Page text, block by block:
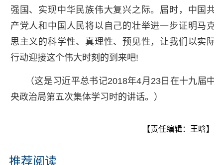
强国、实现中华民族伟大复兴之际。届时，中国共
产党人和中国人民将以自己的壮举进一步证明马克
思主义的科学性、真理性、预见性，让我们以实际
行动迎接这个伟大时刻的到来吧!
（这是习近平总书记2018年4月23日在十九届中
央政治局第五次集体学习时的讲话。）
【责任编辑：王晗】
推荐阅读